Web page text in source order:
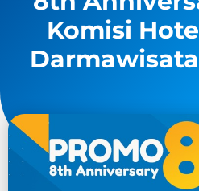
Komisi